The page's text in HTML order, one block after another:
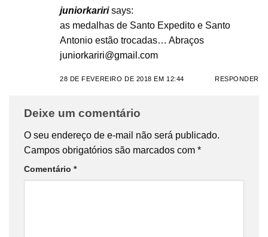
juniorkariri says:
as medalhas de Santo Expedito e Santo
Antonio estão trocadas… Abraços
juniorkariri@gmail.com
28 DE FEVEREIRO DE 2018 EM 12:44 RESPONDER
Deixe um comentário
O seu endereço de e-mail não será publicado.
Campos obrigatórios são marcados com *
Comentário *